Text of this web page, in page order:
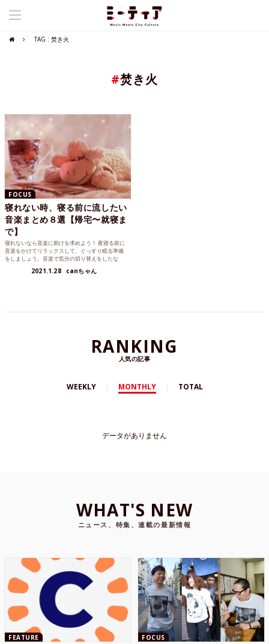
TAG : 焚き火
#焚き火
FOCUS
寝れない時、寝る前に流したい
音楽まとめ８選【帰宅〜就寝ま
で】
寝れないなら音楽に助けを求めよう！ 夜寝る前に
音楽をかけてリラックスして、ぐっすり眠る準備
をしましょう。音楽で気分の切り替えをしたな
2021.1.28 canちゃん
RANKING
人気の記事
WEEKLY MONTHLY TOTAL
データがありません
WHAT'S NEW
ニュース、特集、連載の最新情報
FEATURE FOCUS